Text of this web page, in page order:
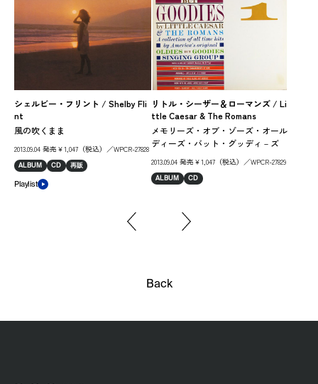
シェルビー・フリント / Shelby Fli
nt
風の吹くまま
2013.09.04 発売￥1,047（税込）／WPCR-27828
ALBUM CD 再販
Playlist
リトル・シーザー＆ローマンズ / Li
ttle Caesar & The Romans
メモリーズ・オブ・ゾーズ・オール
ディーズ・バット・グッディ－ズ
2013.09.04 発売￥1,047（税込）／WPCR-27829
ALBUM CD
Back